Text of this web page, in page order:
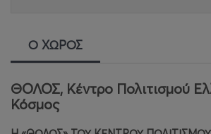
Ο ΧΩΡΟΣ
ΘΟΛΟΣ, Κέντρο Πολιτισμού
Κόσμος